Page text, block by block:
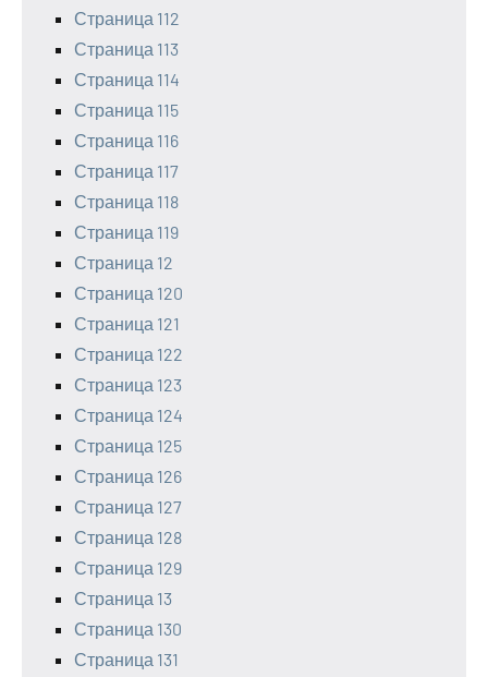
Страница 112
Страница 113
Страница 114
Страница 115
Страница 116
Страница 117
Страница 118
Страница 119
Страница 12
Страница 120
Страница 121
Страница 122
Страница 123
Страница 124
Страница 125
Страница 126
Страница 127
Страница 128
Страница 129
Страница 13
Страница 130
Страница 131